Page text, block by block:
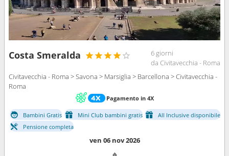
Costa Smeralda
6 giorni
da Civitavecchia - Roma
Civitavecchia - Roma > Savona > Marsiglia > Barcellona > Civitavecchia -
Roma
Pagamento in 4X
Bambini Gratis Mini Club bambini gratis
All Inclusive disponibile
Pensione completa
ven 06 nov 2026